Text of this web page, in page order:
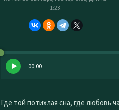
1:23.
00:00
Где той потихлая сна, где любовь